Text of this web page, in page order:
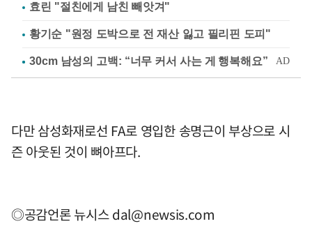
효린 "절친에게 남친 빼앗겨"
황기순 "원정 도박으로 전 재산 잃고 필리핀 도피"
다만 삼성화재로선 FA로 영입한 송명근이 부상으로 시
즌 아웃된 것이 뼈아프다.
◎공감언론 뉴시스dal@newsis.com